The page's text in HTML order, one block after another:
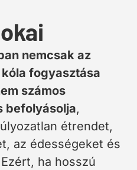
nemcsak az
fogyasztása
számos
befolyásolja,
étrendet,
az édességeket és
ha hosszú